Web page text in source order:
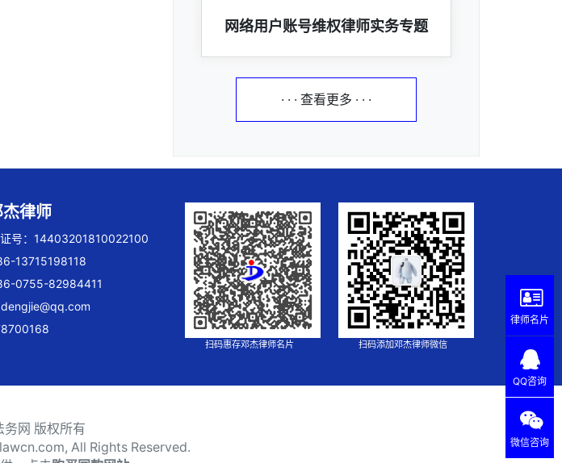
网络用户账号维权律师实务专题
· · · 查看更多 · · ·
律师
号：14403201810022100
13715198118
0755-82984411
扫码惠存邓杰律师名片 扫码添加邓杰律师微信
务网 版权所有
All Rights Reserved.
律师名片
QQ咨询
微信咨询